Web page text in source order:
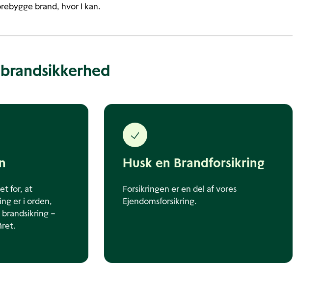
brand, hvor I kan.
for, at
er i orden,
–
Husk en Brandforsikring
Forsikringen er en del af vores
Ejendomsforsikring.